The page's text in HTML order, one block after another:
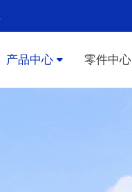
产品中心 零件中心